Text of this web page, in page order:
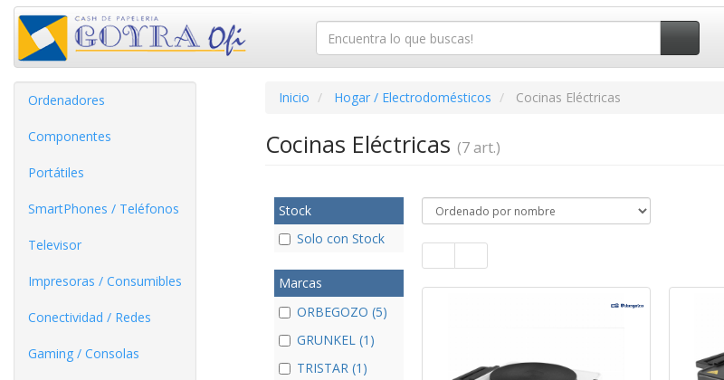
Ordenadores
Componentes
Portátiles
SmartPhones / Teléfonos
Televisor
Impresoras / Consumibles
Conectividad / Redes
Gaming / Consolas
Inicio Hogar / Electrodomésticos Cocinas Eléctricas
Cocinas Eléctricas (7 art.)
Stock
Solo con Stock
Marcas
ORBEGOZO (5)
GRUNKEL (1)
TRISTAR (1)